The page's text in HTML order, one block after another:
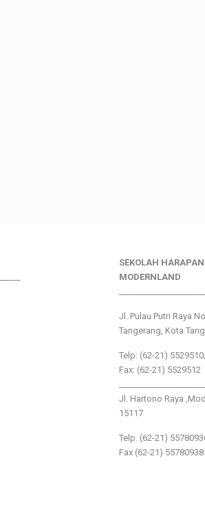
SEKOLAH
MODERNLAND
Jl. Pulau Putri Raya
Tangerang, Kota
Telp: (62-21)
Fax: (62-21) 5529512
Jl. Hartono Raya
15117
Telp. (62-21)
Fax (62-21) 55780938